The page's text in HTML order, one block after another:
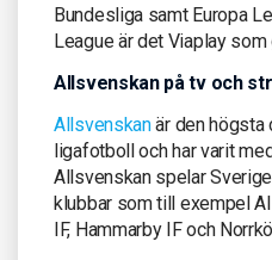
Bundesliga samt Europa
League är det Viaplay som
Allsvenskan på tv och
Allsvenskanär den högsta
ligafotboll och har varit
Allsvenskan spelar
klubbar som till exempel
IF, Hammarby IF och